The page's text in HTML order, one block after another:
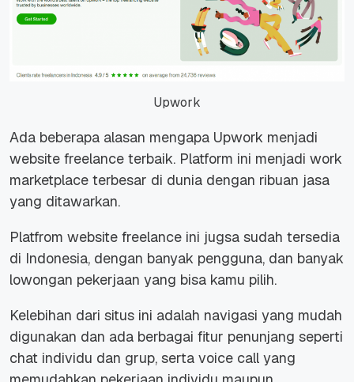
Upwork
Ada beberapa alasan mengapa Upwork menjadi
website freelance terbaik. Platform ini menjadi work
marketplace terbesar di dunia dengan ribuan jasa
yang ditawarkan.
Platfrom website freelance ini jugsa sudah tersedia
di Indonesia, dengan banyak pengguna, dan banyak
lowongan pekerjaan yang bisa kamu pilih.
Kelebihan dari situs ini adalah navigasi yang mudah
digunakan dan ada berbagai fitur penunjang seperti
chat individu dan grup, serta voice call yang